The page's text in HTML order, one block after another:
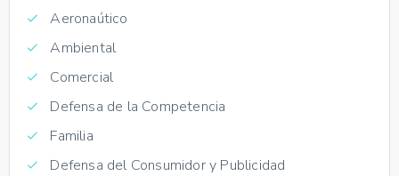
Aeronaútico
Ambiental
Comercial
Defensa de la Competencia
Familia
Defensa del Consumidor y Publicidad